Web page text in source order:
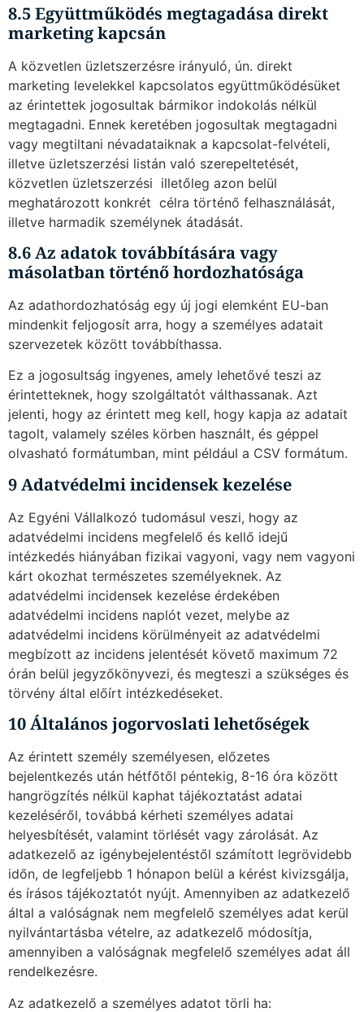
8.5 Együttműködés megtagadása direkt
marketing kapcsán
A közvetlen üzletszerzésre irányuló, ún. direkt
marketing levelekkel kapcsolatos együttműködésüket
az érintettek jogosultak bármikor indokolás nélkül
megtagadni. Ennek keretében jogosultak megtagadni
vagy megtiltani névadataiknak a kapcsolat-felvételi,
illetve üzletszerzési listán való szerepeltetését,
közvetlen üzletszerzési  illetőleg azon belül
meghatározott konkrét  célra történő felhasználását,
illetve harmadik személynek átadását.
8.6 Az adatok továbbítására vagy
másolatban történő hordozhatósága
Az adathordozhatóság egy új jogi elemként EU-ban
mindenkit feljogosít arra, hogy a személyes adatait
szervezetek között továbbíthassa.
Ez a jogosultság ingyenes, amely lehetővé teszi az
érintetteknek, hogy szolgáltatót válthassanak. Azt
jelenti, hogy az érintett meg kell, hogy kapja az adatait
tagolt, valamely széles körben használt, és géppel
olvasható formátumban, mint például a CSV formátum.
9 Adatvédelmi incidensek kezelése
Az Egyéni Vállalkozó tudomásul veszi, hogy az
adatvédelmi incidens megfelelő és kellő idejű
intézkedés hiányában fizikai vagyoni, vagy nem vagyoni
kárt okozhat természetes személyeknek. Az
adatvédelmi incidensek kezelése érdekében
adatvédelmi incidens naplót vezet, melybe az
adatvédelmi incidens körülményeit az adatvédelmi
megbízott az incidens jelentését követő maximum 72
órán belül jegyzőkönyvezi, és megteszi a szükséges és
törvény által előírt intézkedéseket.
10 Általános jogorvoslati lehetőségek
Az érintett személy személyesen, előzetes
bejelentkezés után hétfőtől péntekig, 8-16 óra között
hangrögzítés nélkül kaphat tájékoztatást adatai
kezeléséről, továbbá kérheti személyes adatai
helyesbítését, valamint törlését vagy zárolását. Az
adatkezelő az igénybejelentéstől számított legrövidebb
időn, de legfeljebb 1 hónapon belül a kérést kivizsgálja,
és írásos tájékoztatót nyújt. Amennyiben az adatkezelő
által a valóságnak nem megfelelő személyes adat kerül
nyilvántartásba vételre, az adatkezelő módosítja,
amennyiben a valóságnak megfelelő személyes adat áll
rendelkezésre.
Az adatkezelő a személyes adatot törli ha: